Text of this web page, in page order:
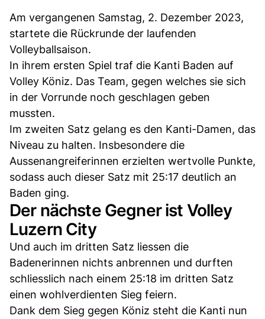
Am vergangenen Samstag, 2. Dezember 2023,
startete die Rückrunde der laufenden
Volleyballsaison.
In ihrem ersten Spiel traf die Kanti Baden auf
Volley Köniz. Das Team, gegen welches sie sich
in der Vorrunde noch geschlagen geben
mussten.
Im zweiten Satz gelang es den Kanti-Damen, das
Niveau zu halten. Insbesondere die
Aussenangreiferinnen erzielten wertvolle Punkte,
sodass auch dieser Satz mit 25:17 deutlich an
Baden ging.
Der nächste Gegner ist Volley
Luzern City
Und auch im dritten Satz liessen die
Badenerinnen nichts anbrennen und durften
schliesslich nach einem 25:18 im dritten Satz
einen wohlverdienten Sieg feiern.
Dank dem Sieg gegen Köniz steht die Kanti nun